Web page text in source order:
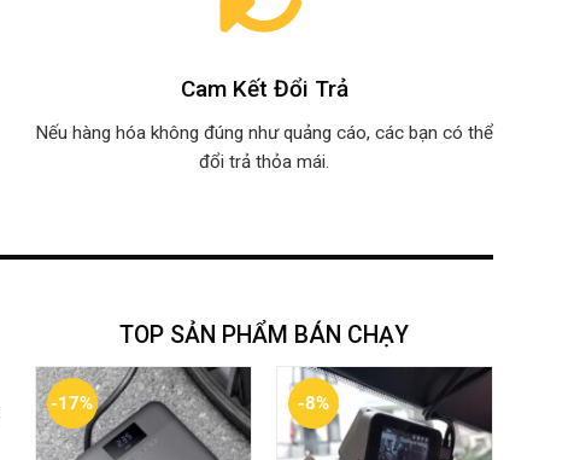
Cam Kết Đổi Trả
Nếu hàng hóa không đúng như quảng cáo, các bạn có thể
đổi trả thỏa mái.
TOP SẢN PHẨM BÁN CHẠY
-17% -8%